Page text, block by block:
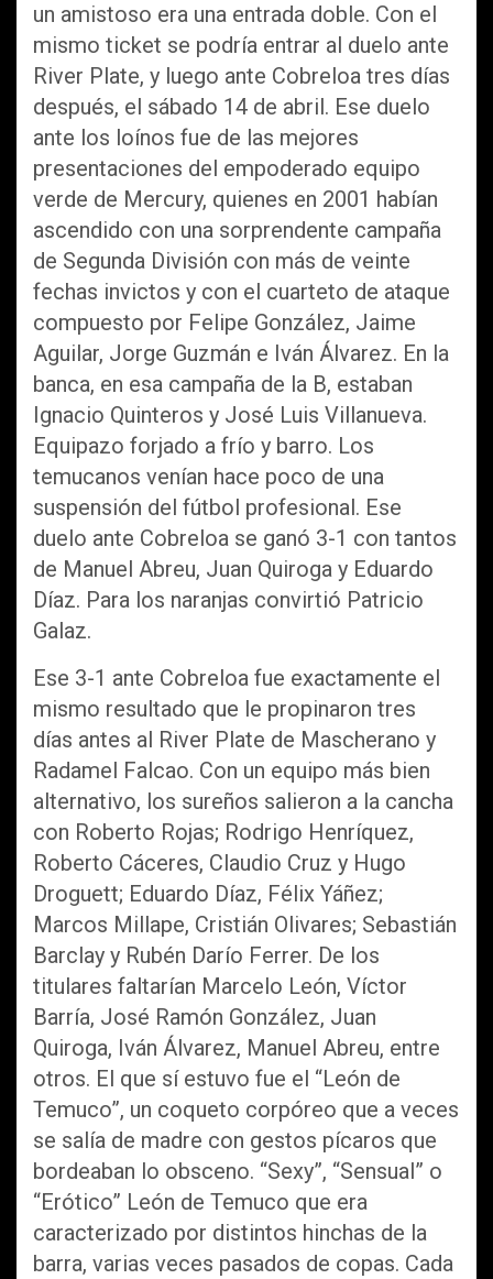
un amistoso era una entrada doble. Con el
mismo ticket se podría entrar al duelo ante
River Plate, y luego ante Cobreloa tres días
después, el sábado 14 de abril. Ese duelo
ante los loínos fue de las mejores
presentaciones del empoderado equipo
verde de Mercury, quienes en 2001 habían
ascendido con una sorprendente campaña
de Segunda División con más de veinte
fechas invictos y con el cuarteto de ataque
compuesto por Felipe González, Jaime
Aguilar, Jorge Guzmán e Iván Álvarez. En la
banca, en esa campaña de la B, estaban
Ignacio Quinteros y José Luis Villanueva.
Equipazo forjado a frío y barro. Los
temucanos venían hace poco de una
suspensión del fútbol profesional. Ese
duelo ante Cobreloa se ganó 3-1 con tantos
de Manuel Abreu, Juan Quiroga y Eduardo
Díaz. Para los naranjas convirtió Patricio
Galaz.
Ese 3-1 ante Cobreloa fue exactamente el
mismo resultado que le propinaron tres
días antes al River Plate de Mascherano y
Radamel Falcao. Con un equipo más bien
alternativo, los sureños salieron a la cancha
con Roberto Rojas; Rodrigo Henríquez,
Roberto Cáceres, Claudio Cruz y Hugo
Droguett; Eduardo Díaz, Félix Yáñez;
Marcos Millape, Cristián Olivares; Sebastián
Barclay y Rubén Darío Ferrer. De los
titulares faltarían Marcelo León, Víctor
Barría, José Ramón González, Juan
Quiroga, Iván Álvarez, Manuel Abreu, entre
otros. El que sí estuvo fue el “León de
Temuco”, un coqueto corpóreo que a veces
se salía de madre con gestos pícaros que
bordeaban lo obsceno. “Sexy”, “Sensual” o
“Erótico” León de Temuco que era
caracterizado por distintos hinchas de la
barra, varias veces pasados de copas. Cada